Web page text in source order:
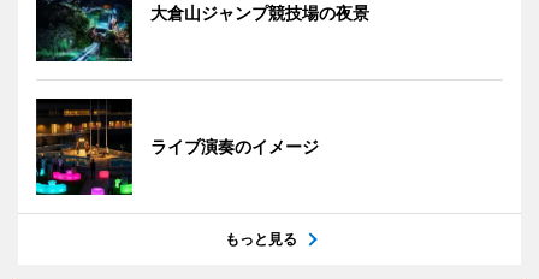
大倉山ジャンプ競技場の夜景
ライブ演奏のイメージ
もっと見る